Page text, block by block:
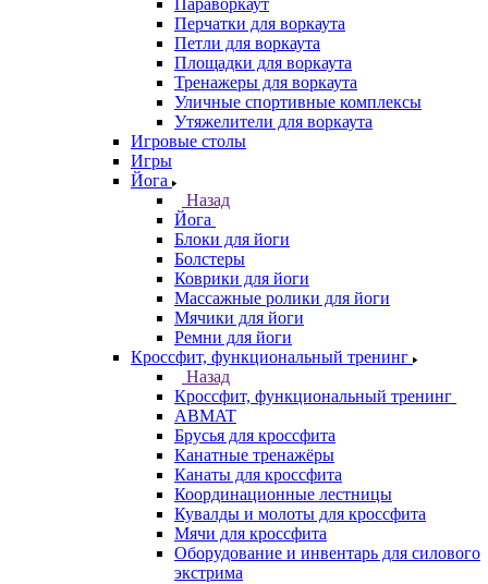
Параворкаут
Перчатки для воркаута
Петли для воркаута
Площадки для воркаута
Тренажеры для воркаута
Уличные спортивные комплексы
Утяжелители для воркаута
Игровые столы
Игры
Йога
Назад
Йога
Блоки для йоги
Болстеры
Коврики для йоги
Массажные ролики для йоги
Мячики для йоги
Ремни для йоги
Кроссфит, функциональный тренинг
Назад
Кроссфит, функциональный тренинг
ABMAT
Брусья для кроссфита
Канатные тренажёры
Канаты для кроссфита
Координационные лестницы
Кувалды и молоты для кроссфита
Мячи для кроссфита
Оборудование и инвентарь для силового
экстрима